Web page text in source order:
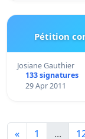
Pétition
Josiane Gauthier
133 signatures
29 Apr 2011
« 1 ...